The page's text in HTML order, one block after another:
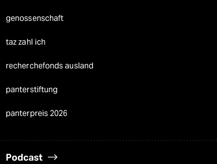
genossenschaft
taz zahl ich
recherchefonds ausland
panterstiftung
panterpreis 2026
Podcast